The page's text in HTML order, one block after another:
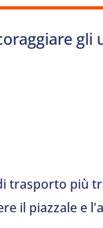
gli
più
il piazzale e